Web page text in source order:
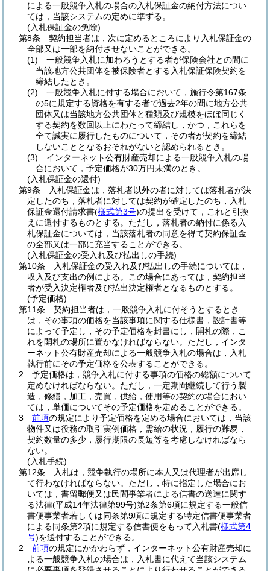
による一般競争入札の場合の入札保証金の納付方法につい
ては，当該システムの定めに準ずる。
(入札保証金の免除)
第8条
契約担当者は，次に定めるところにより入札保証金の
全部又は一部を納付させないことができる。
(1)
一般競争入札に加わろうとする者が保険会社との間に
当該地方公共団体を被保険者とする入札保証保険契約を
締結したとき。
(2)
一般競争入札に付する場合において，施行令第167条
の5に規定する資格を有する者で過去2年の間に地方公共
団体又は当該地方公共団体と種類及び規模をほぼ同じく
する契約を数回以上にわたって締結し，かつ，これらを
全て誠実に履行したものについて，その者が契約を締結
しないこととなるおそれがないと認められるとき。
(3)
インターネット公有財産売却による一般競争入札の場
合において，予定価格が30万円未満のとき。
(入札保証金の還付)
第9条
入札保証金は，落札者以外の者に対しては落札者が決
定したのち，落札者に対しては契約が確定したのち，入札
保証金還付請求書(様式第3号)の提出を受けて，これと引換
えに還付するものとする。 ただし，落札者の納付に係る入
札保証金については，当該落札者の同意を得て契約保証金
の全部又は一部に充当することができる。
(入札保証金の受入れ及び払出しの手続)
第10条
入札保証金の受入れ及び払出しの手続については，
収入及び支出の例による。
この場合にあっては，契約担当
者が受入決定権者及び払出決定権者となるものとする。
(予定価格)
第11条
契約担当者は，一般競争入札に付そうとするとき
は，その事項の価格を当該事項に関する仕様書，設計書等
によって予定し，その予定価格を封書にし，開札の際，こ
れを開札の場所に置かなければならない。 ただし，インタ
ーネット公有財産売却による一般競争入札の場合は，入札
執行前にその予定価格を公表することができる。
2
予定価格は，競争入札に付する事項の価格の総額について
定めなければならない。 ただし，一定期間継続して行う製
造，修繕，加工，売買，供給，使用等の契約の場合におい
ては，単価についてその予定価格を定めることができる。
3
前項の規定により予定価格を定める場合においては，当該
物件又は役務の取引実例価格，需給の状況，履行の難易，
契約数量の多少，履行期限の長短等を考慮しなければなら
ない。
(入札手続)
第12条
入札は，競争執行の場所に本人又は代理者が出席し
て行わなければならない。 ただし，特に指定した場合にお
いては，書留郵便又は民間事業者による信書の送達に関す
る法律(平成14年法律第99号)第2条第6項に規定する一般信
書便事業者若しくは同条第9項に規定する特定信書便事業者
による同条第2項に規定する信書便をもって入札書(様式第4
号)を送付することができる。
2
前項の規定にかかわらず，インターネット公有財産売却に
よる一般競争入札の場合は，入札書に代えて当該システム